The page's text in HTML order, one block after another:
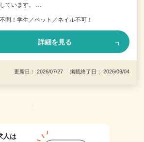
ています。 …
問！学生／ペット／ネイル不可！
詳細を見る
更新日： 2026/07/27 掲載終了日： 2026/09/04
1
人は